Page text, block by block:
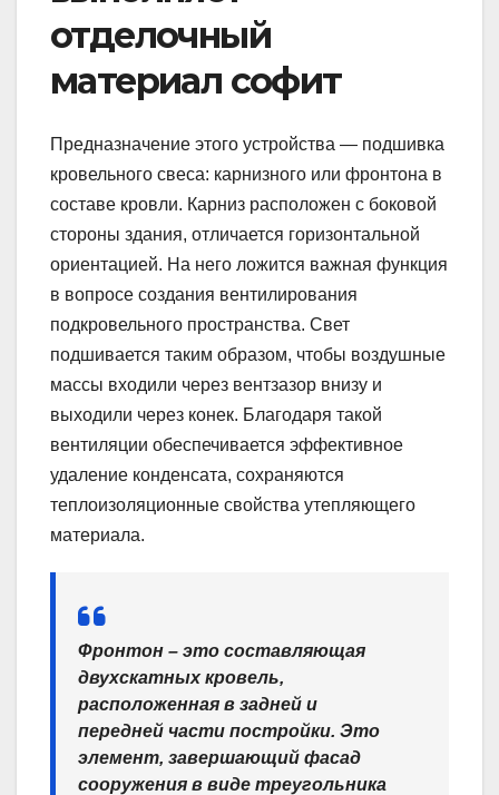
отделочный
материал софит
Предназначение этого устройства — подшивка
кровельного свеса: карнизного или фронтона в
составе кровли. Карниз расположен с боковой
стороны здания, отличается горизонтальной
ориентацией. На него ложится важная функция
в вопросе создания вентилирования
подкровельного пространства. Свет
подшивается таким образом, чтобы воздушные
массы входили через вентзазор внизу и
выходили через конек. Благодаря такой
вентиляции обеспечивается эффективное
удаление конденсата, сохраняются
теплоизоляционные свойства утепляющего
материала.
Фронтон – это составляющая
двухскатных кровель,
расположенная в задней и
передней части постройки. Это
элемент, завершающий фасад
сооружения в виде треугольника